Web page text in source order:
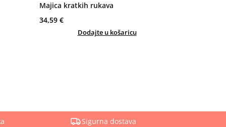
Majica kratkih rukava
34,59 €
Dodajte u košaricu
Sigurna dostava